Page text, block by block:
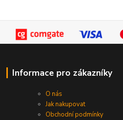
Informace pro zákazníky
O nás
Jak nakupovat
Obchodní podmínky